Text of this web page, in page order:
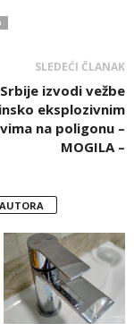
SLEDEĆI ČLANAK
izvodi vežbe
eksplozivnim
na poligonu –
MOGILA –